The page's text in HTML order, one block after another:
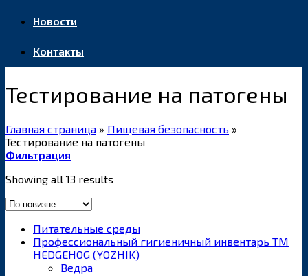
Новости
Контакты
Тестирование на патогены
Главная страница » Пищевая безопасность »
Тестирование на патогены
Фильтрация
Showing all 13 results
Питательные среды
Профессиональный гигиеничный инвентарь ТМ
HEDGEHOG (YOZHIK)
Ведра